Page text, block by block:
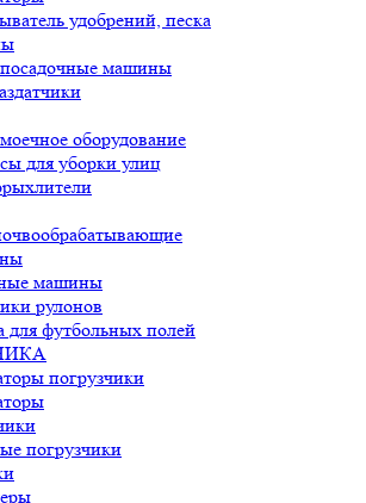
удобрений, песка
машины
оборудование
для уборки улиц
машины
рулонов
для футбольных полей
погрузчики
погрузчики